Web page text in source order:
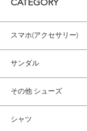
CATEGORY
スマホ(アクセサリー)
サンダル
その他 シューズ
シャツ